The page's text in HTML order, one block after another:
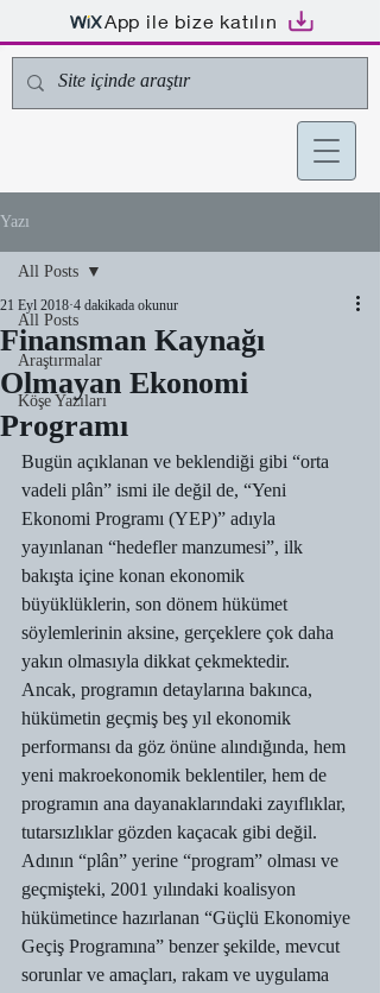
App ile bize katılın
Yazı
All Posts
Araştırmalar
Köşe Yazıları
All Posts
Finansman Kaynağı
Olmayan Ekonomi
Programı
21 Eyl 2018 4 dakikada okunur
Bugün açıklanan ve beklendiği gibi “orta
vadeli plân” ismi ile değil de, “Yeni
Ekonomi Programı (YEP)” adıyla
yayınlanan “hedefler manzumesi”, ilk
bakışta içine konan ekonomik
büyüklüklerin, son dönem hükümet
söylemlerinin aksine, gerçeklere çok daha
yakın olmasıyla dikkat çekmektedir.
Ancak, programın detaylarına bakınca,
hükümetin geçmiş beş yıl ekonomik
performansı da göz önüne alındığında, hem
yeni makroekonomik beklentiler, hem de
programın ana dayanaklarındaki zayıflıklar,
tutarsızlıklar gözden kaçacak gibi değil.
Adının “plân” yerine “program” olması ve
geçmişteki, 2001 yılındaki koalisyon
hükümetince hazırlanan “Güçlü Ekonomiye
Geçiş Programına” benzer şekilde, mevcut
sorunlar ve amaçları, rakam ve uygulama